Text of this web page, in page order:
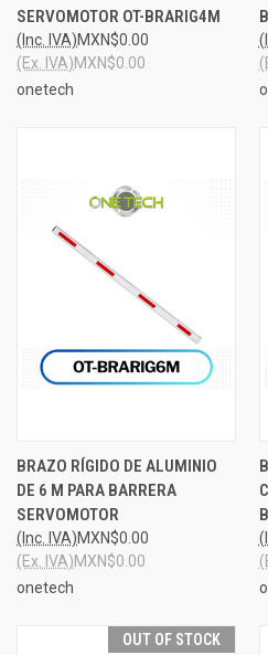
SERVOMOTOR OT-BRARIG4M
MXN$0.00
(Inc. IVA)
MXN$0.00
(Ex. IVA)
onetech
BRAZO RÍGIDO DE ALUMINIO
DE 6 M PARA BARRERA
SERVOMOTOR
MXN$0.00
(Inc. IVA)
MXN$0.00
(Ex. IVA)
onetech
OUT OF STOCK